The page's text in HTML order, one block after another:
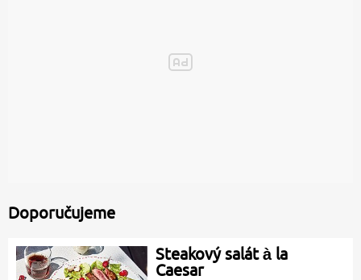
Doporučujeme
Steakový salát à la
Caesar